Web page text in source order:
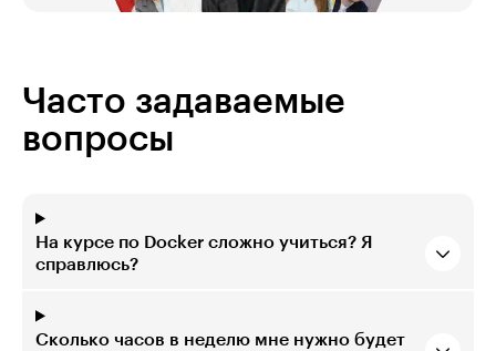
Часто задаваемые
вопросы
На курсе по Docker сложно учиться? Я
справлюсь?
Сколько часов в неделю мне нужно будет